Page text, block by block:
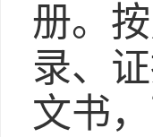
册。
录、
文书